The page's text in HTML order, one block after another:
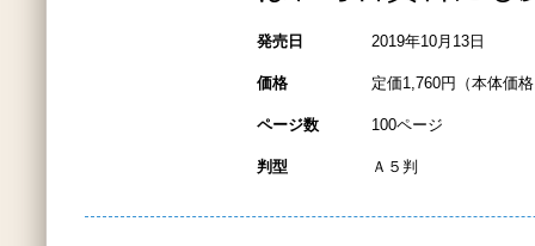
発売日 2019年10月13日
価格 定価1,760円（本体価
ページ数 100ページ
判型 Ａ５判